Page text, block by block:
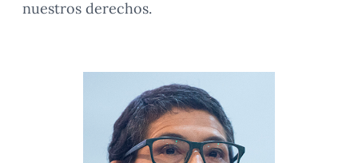
nuestros derechos.